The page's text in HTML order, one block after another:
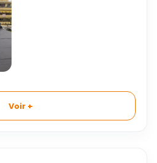
Voir +